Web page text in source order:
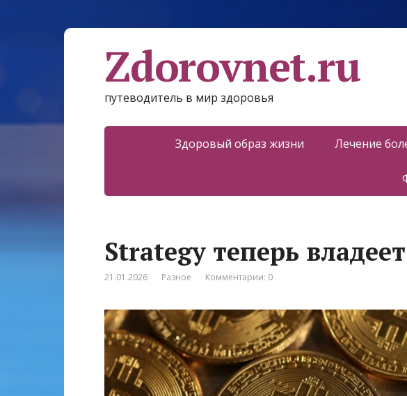
Zdorovnet.ru
путеводитель в мир здоровья
Здоровый образ жизни Лечение
Strategy теперь
21.01.2026 Разное Комментарии: 0